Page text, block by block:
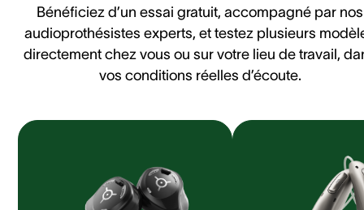
Bénéficiez d’un essai gratuit, accompagné par nos
audioprothésistes experts, et testez plusieurs
directement chez vous ou sur votre lieu de travail,
vos conditions réelles d’écoute.